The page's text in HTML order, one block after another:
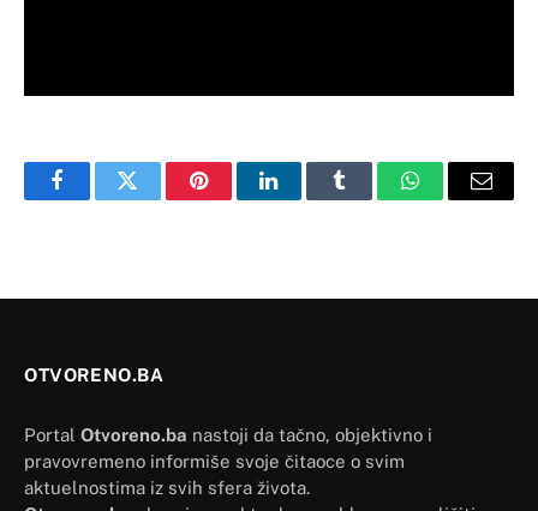
FacebookTwitter PinterestLinkedInTumblr WhatsAppEmail
OTVORENO.BA
Portal Otvoreno.ba nastoji da tačno, objektivno i
pravovremeno informiše svoje čitaoce o svim
aktuelnostima iz svih sfera života.